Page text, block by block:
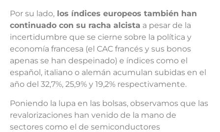
Por su lado, los índices europeos también han
continuado con su racha alcista a pesar de la
incertidumbre que se cierne sobre la política y
economía francesa (el CAC francés y sus bonos
apenas se han despeinado) e índices como el
español, italiano o alemán acumulan subidas en el
año del 32,7%, 25,9% y 19,2% respectivamente.
Poniendo la lupa en las bolsas, observamos que las
revalorizaciones han venido de la mano de
sectores como el de semiconductores